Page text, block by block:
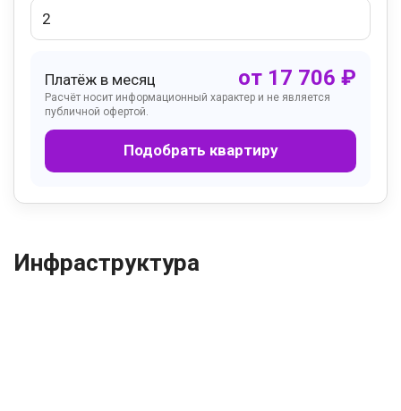
Платёж в месяц от 17 706 ₽
Расчёт носит информационный характер и не является
публичной офертой.
Подобрать квартиру
Инфраструктура